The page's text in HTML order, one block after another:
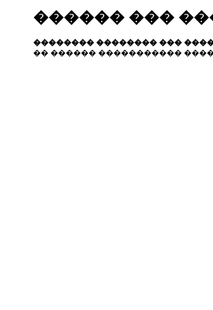
������ ���
�������� �������� ���
�� ������ �����������